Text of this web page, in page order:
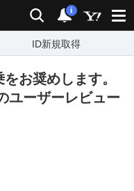
検索 通知
i
ID新規取得
お奨めします。
ユーザーレビュー